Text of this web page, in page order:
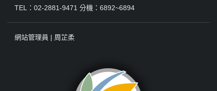
TEL：02-2881-9471 分機：6892~6894
網站管理員 | 周芷柔